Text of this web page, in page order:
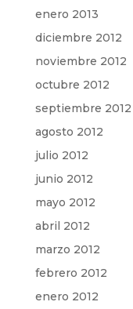
enero 2013
diciembre 2012
noviembre 2012
octubre 2012
septiembre 2012
agosto 2012
julio 2012
junio 2012
mayo 2012
abril 2012
marzo 2012
febrero 2012
enero 2012